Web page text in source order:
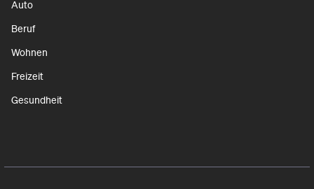
Auto
Beruf
Wohnen
Freizeit
Gesundheit